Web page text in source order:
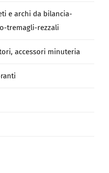
e archi da bilancia-
tremagli-rezzali
accessori minuteria